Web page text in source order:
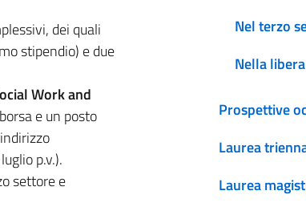
dei quali
stipendio) e due
Work and
e un posto
p.v.).
settore e
Nel terzo
Nella
Prospettive
Laurea
Laurea